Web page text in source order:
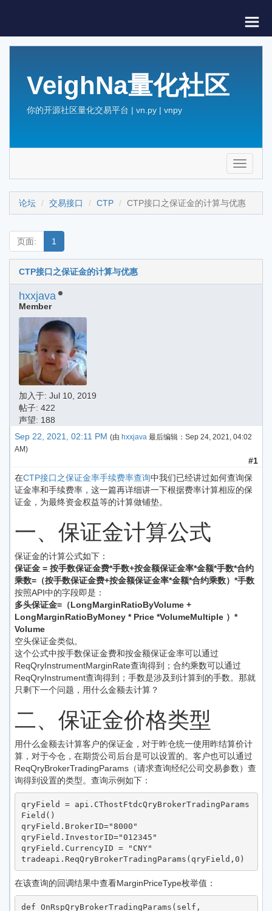
VeighNa量化社区
你的开源社区量化交易平台 | vn.py | vnpy
Toggle
论坛 交易接口 CTP CTP接口之保证金的计算与优惠
页面: 1
CTP接口之保证金的计算与优惠
hxxjava
Member
加入于: Jul 10, 2019
帖子: 422
声望: 188
Sep 22, 2021, 02:11 PM (由 hxxjava 最后编辑： Sep 24, 2021, 04:02
AM)
#1
在CTP接口之保证金率手续费率查询中我们已经讲过如何查询保
证金率和手续费率，这一篇再详细讲一下根据费率计算相应的保
证金，为最终资金权益等的计算做铺垫。
一、保证金计算公式
保证金的计算公式如下：
保证金 = 按手数保证金费*手数+按金额保证金率*金额*手数*合约
乘数=（按手数保证金费+按金额保证金率*金额*合约乘数）*手数
按照API中的字段即是：
多头保证金=（LongMarginRatioByVolume +
LongMarginRatioByMoney * Price *VolumeMultiple ）*
Volume
空头保证金类似。
这个公式中按手数保证金费和按金额保证金率可以通过
ReqQryInstrumentMarginRate查询得到；合约乘数可以通过
ReqQryInstrument查询得到；手数是涉及到计算到的手数。那就
只剩下一个问题，用什么金额去计算？
二、保证金价格类型
用什么金额去计算客户的保证金，对于昨仓统一使用昨结算价计
算，对于今仓，在期货公司后台是可以设置的。客户也可以通过
ReqQryBrokerTradingParams（请求查询经纪公司交易参数）查
询得到设置的类型。查询示例如下：
qryField = api.CThostFtdcQryBrokerTradingParams
Field()
qryField.BrokerID="8000"
qryField.InvestorID="012345"
qryField.CurrencyID = "CNY"
tradeapi.ReqQryBrokerTradingParams(qryField,0)
在该查询的回调结果中查看MarginPriceType枚举值：
def OnRspQryBrokerTradingParams(self,